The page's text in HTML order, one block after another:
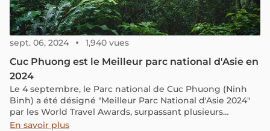
sept. 06, 2024 1,940 vues
Cuc Phuong est le Meilleur parc national d'Asie en
2024
Le 4 septembre, le Parc national de Cuc Phuong (Ninh
Binh) a été désigné "Meilleur Parc National d'Asie 2024"
par les World Travel Awards, surpassant plusieurs
concurrents internationaux.
En savoir plus